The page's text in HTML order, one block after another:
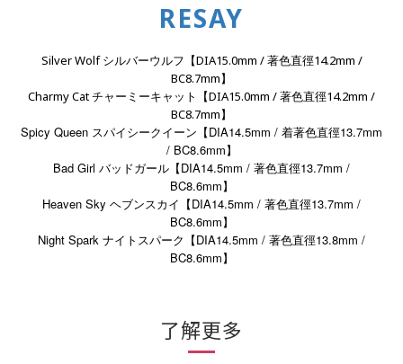
RESAY
Silver Wolf シルバーウルフ 【DIA15.0mm / 著色直徑14.2mm /
BC8.7mm 】
Charmy Cat チャーミーキャット 【DIA15.0mm / 著色直徑14.2mm /
BC8.7mm 】
Spicy Queen スパイシークイーン 【 DIA14.5mm / 着著色直徑13.7mm
/ BC8.6mm 】
Bad Girl バッドガール 【 DIA14.5mm / 著色直徑13.7mm /
BC8.6mm 】
Heaven Sky ヘブンスカイ 【 DIA14.5mm / 著色直徑13.7mm /
BC8.6mm 】
Night Spark ナイトスパーク 【 DIA14.5mm / 著色直徑13.8mm /
BC8.6mm 】
了解更多